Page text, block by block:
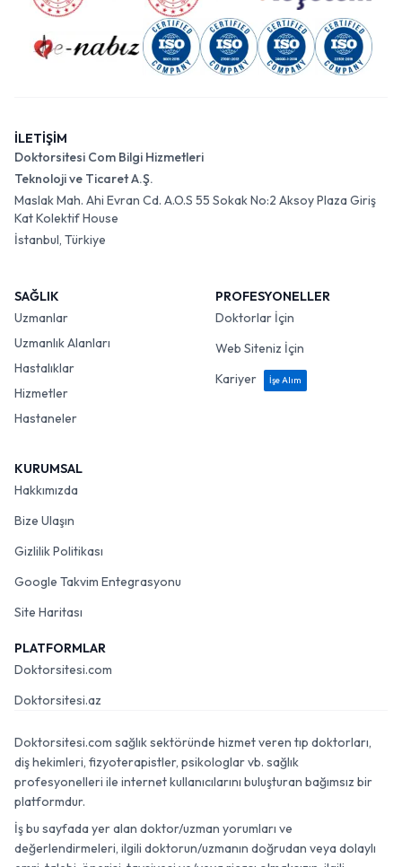
İLETİŞİM
Doktorsitesi Com Bilgi Hizmetleri
Teknoloji ve Ticaret A.Ş.
Maslak Mah. Ahi Evran Cd. A.O.S 55 Sokak No:2 Aksoy Plaza Giriş
Kat Kolektif House
İstanbul, Türkiye
SAĞLIK
Uzmanlar
Uzmanlık Alanları
Hastalıklar
Hizmetler
Hastaneler
PROFESYONELLER
Doktorlar İçin
Web Siteniz İçin
Kariyer
İşe Alım
KURUMSAL
Hakkımızda
Bize Ulaşın
Gizlilik Politikası
Google Takvim Entegrasyonu
Site Haritası
PLATFORMLAR
Doktorsitesi.com
Doktorsitesi.az
Doktorsitesi.com sağlık sektöründe hizmet veren tıp doktorları,
diş hekimleri, fizyoterapistler, psikologlar vb. sağlık
profesyonelleri ile internet kullanıcılarını buluşturan bağımsız bir
platformdur.
İş bu sayfada yer alan doktor/uzman yorumları ve
değerlendirmeleri, ilgili doktorun/uzmanın doğrudan veya dolaylı